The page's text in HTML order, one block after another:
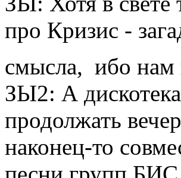
про Кризис -
смысла, ибо
ЗЫ2: А дискотека
продолжать
наконец-то